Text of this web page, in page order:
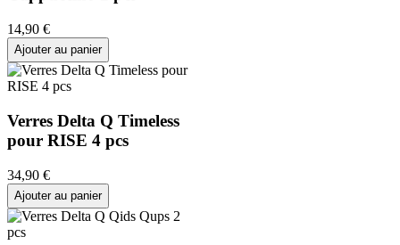
14,90 €
Ajouter au panier
Verres Delta Q Timeless
pour RISE 4 pcs
34,90 €
Ajouter au panier